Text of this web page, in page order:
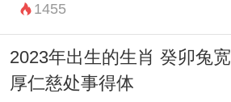
1455
2023年出生的生肖 癸卯兔宽
厚仁慈处事得体